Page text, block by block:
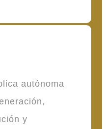
autónoma
y